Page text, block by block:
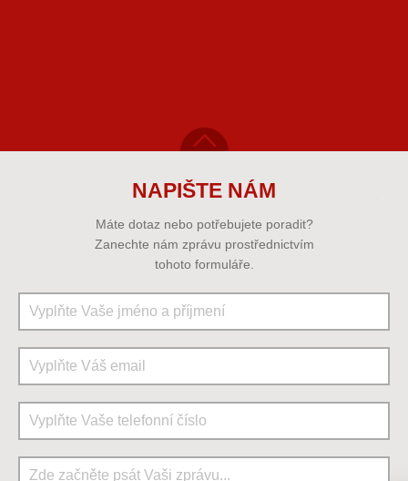
NAPIŠTE NÁM
Máte dotaz nebo potřebujete poradit?
Zanechte nám zprávu prostřednictvím
tohoto formuláře.